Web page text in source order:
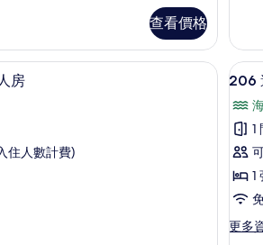
查看價格
雙
人
房
的
所
有
相
片
台
鞦
韆
景
雙
人
房
的
詳
情
205 陽台鞦韆海景雙人房 | 高級寢具、羽
房
住人數計費)
顯
206
邊
間
學
友
主
15
206
1
1
更多
更